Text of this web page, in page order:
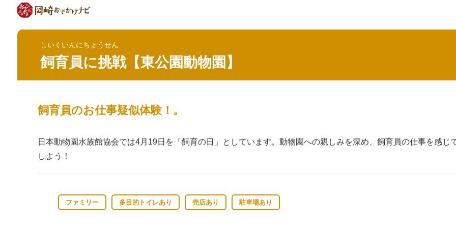
しいくいんにちょうせん
飼育員に挑戦【東公園動物園】
飼育員のお仕事疑似体験！。
日本動物園水族館協会では4月19日を「飼育の日」としています。動物園への親しみを深め、飼育員の仕事を感
しよう！
ファミリー 多目的トイレあり 売店あり 駐車場あり